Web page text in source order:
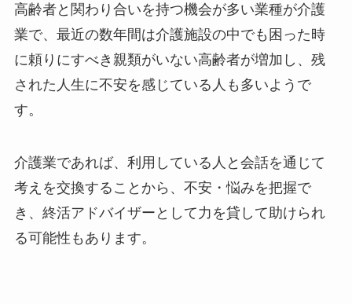
高齢者と関わり合いを持つ機会が多い業種が介護
業で、最近の数年間は介護施設の中でも困った時
に頼りにすべき親類がいない高齢者が増加し、残
された人生に不安を感じている人も多いようで
す。
介護業であれば、利用している人と会話を通じて
考えを交換することから、不安・悩みを把握で
き、終活アドバイザーとして力を貸して助けられ
る可能性もあります。